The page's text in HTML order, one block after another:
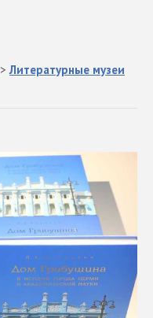
>Литературные музеи